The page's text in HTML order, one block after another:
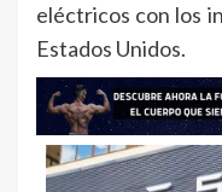
eléctricos con los
Estados Unidos.